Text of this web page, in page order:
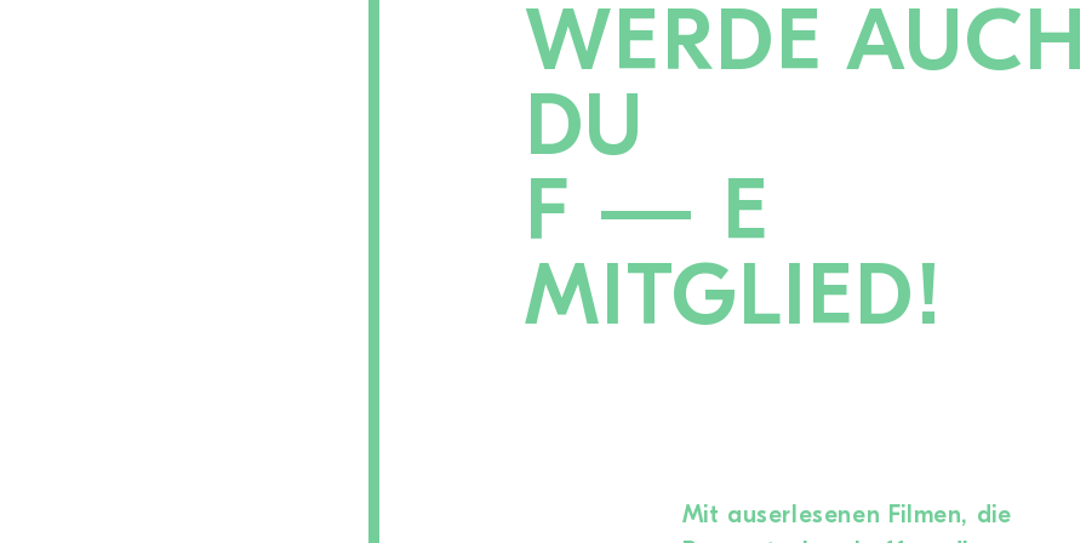
WERDE
DU
F — E
MITGLIED!
Mit auserlesenen Filmen, die